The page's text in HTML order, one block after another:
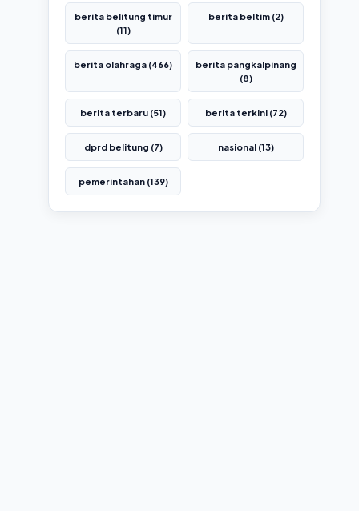
berita belitung timur
(11)
berita beltim (2)
berita olahraga (466)
berita pangkalpinang
(8)
berita terbaru (51) berita terkini (72)
dprd belitung (7) nasional (13)
pemerintahan (139)